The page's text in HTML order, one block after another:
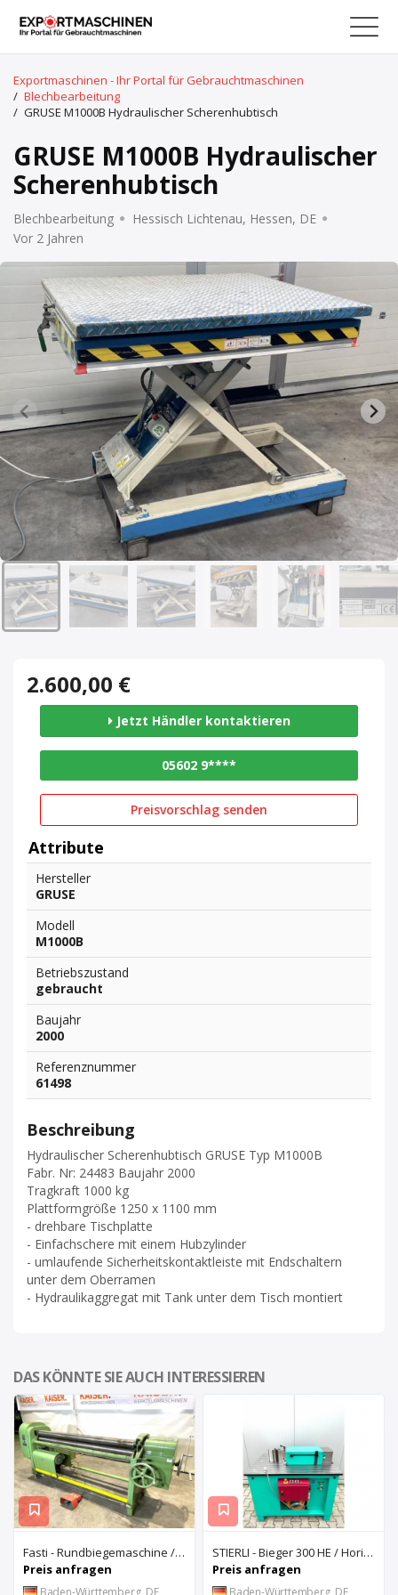
Exportmaschinen - Ihr Portal für Gebrauchtmaschinen
/ Blechbearbeitung
/ GRUSE M1000B Hydraulischer Scherenhubtisch
GRUSE M1000B Hydraulischer
Scherenhubtisch
Blechbearbeitung
Hessisch Lichtenau, Hessen, DE
Vor 2 Jahren
2.600,00 €
Jetzt Händler kontaktieren
05602 9****
Preisvorschlag senden
Attribute
Hersteller
GRUSE
Modell
M1000B
Betriebszustand
gebraucht
Baujahr
2000
Referenznummer
61498
Beschreibung
Hydraulischer Scherenhubtisch GRUSE Typ M1000B
Fabr. Nr: 24483 Baujahr 2000
Tragkraft 1000 kg
Plattformgröße 1250 x 1100 mm
- drehbare Tischplatte
- Einfachschere mit einem Hubzylinder
- umlaufende Sicherheitskontaktleiste mit Endschaltern
unter dem Oberramen
- Hydraulikaggregat mit Tank unter dem Tisch montiert
DAS KÖNNTE SIE AUCH INTERESSIEREN
Fasti - Rundbiegemaschine / Typ 2040x2mm
Preis anfragen
Baden-Württemberg, DE
STIERLI - Bieger 300 HE / Horizontalbiegemaschine
Preis anfragen
Baden-Württemberg, DE